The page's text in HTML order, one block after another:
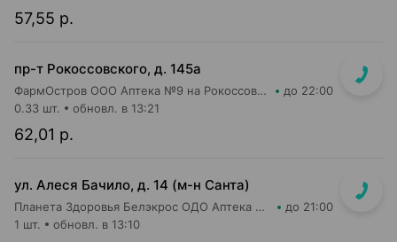
57,55 р.
пр-т Рокоссовского, д. 145а
ФармОстров ООО Аптека №9 на Рокоссовского до 22:00
62,01 р.
0.33 шт. обновл. в 13:21
ул. Алеся Бачило, д. 14 (м-н Санта)
Планета Здоровья Белэкрос ОДО Аптека №2 до 21:00
1 шт. обновл. в 13:10